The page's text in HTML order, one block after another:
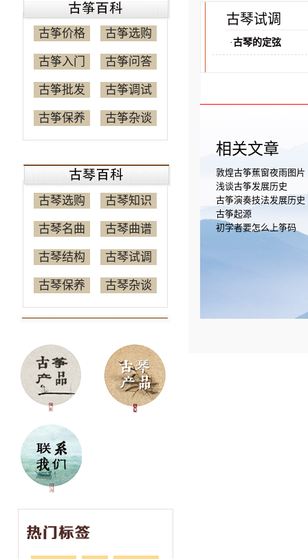
古筝价格 古筝选购
古筝入门 古筝问答
古筝批发 古筝调试
古筝保养 古筝杂谈
古琴选购 古琴知识
古琴名曲 古琴曲谱
古琴结构 古琴试调
古琴保养 古琴杂谈
古琴试调
·古琴的定弦
相关文章
敦煌古筝蕉窗夜雨图片
浅谈古筝发展历史
古筝演奏技法发展历史
古筝起源
初学者要怎么上筝码